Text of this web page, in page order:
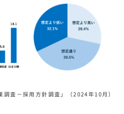
査－採用方針調査」（2024年10月）